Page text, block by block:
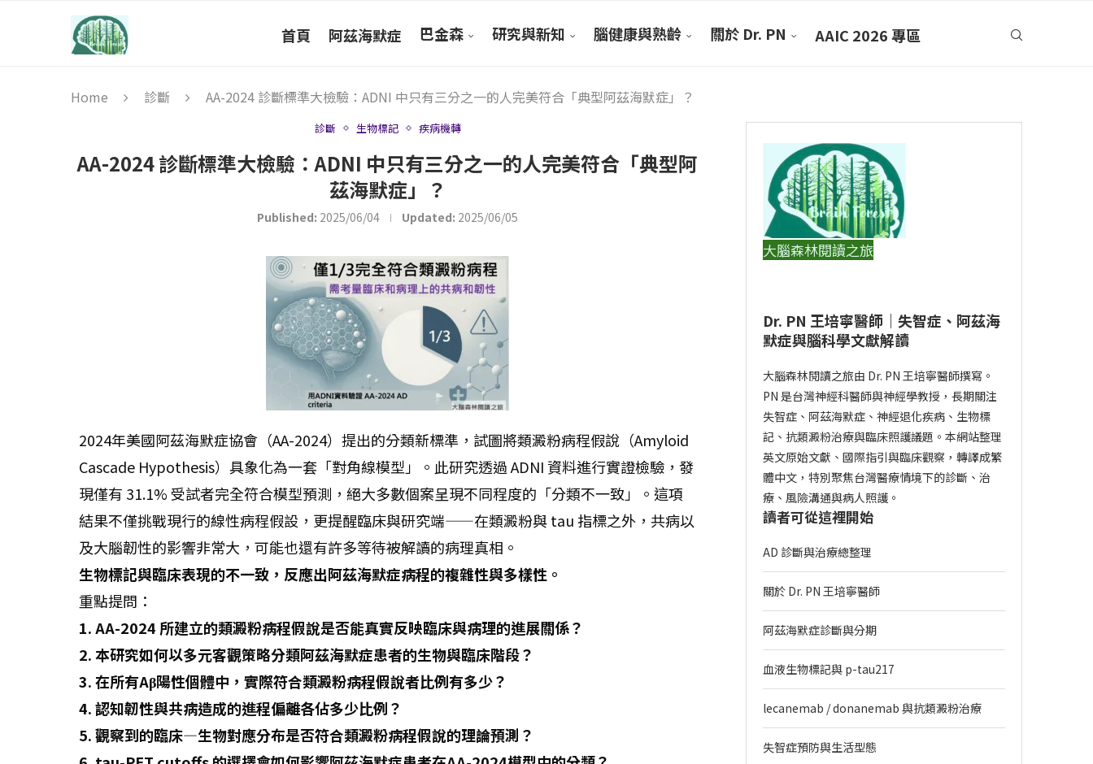
首頁 阿茲海默症 巴金森 研究與新知 腦健康與熟齡 關於 Dr. PN AAIC 2026 專區
Home 診斷 AA-2024 診斷標準大檢驗：ADNI 中只有三分之一的人完美符合「典型阿茲海默症」？
診斷 生物標記 疾病機轉
AA-2024 診斷標準大檢驗：ADNI 中只有三分之一的人完美符合「典型阿
茲海默症」？
Published: 2025/06/04 Updated: 2025/06/05
2024年美國阿茲海默症協會（AA-2024）提出的分類新標準，試圖將類澱粉病程假說（Amyloid
Cascade Hypothesis）具象化為一套「對角線模型」。此研究透過 ADNI 資料進行實證檢驗，發
現僅有 31.1% 受試者完全符合模型預測，絕大多數個案呈現不同程度的「分類不一致」。這項
結果不僅挑戰現行的線性病程假設，更提醒臨床與研究端——在類澱粉與 tau 指標之外，共病以
及大腦韌性的影響非常大，可能也還有許多等待被解讀的病理真相。
生物標記與臨床表現的不一致，反應出阿茲海默症病程的複雜性與多樣性。
重點提問：
1. AA-2024 所建立的類澱粉病程假說是否能真實反映臨床與病理的進展關係？
2. 本研究如何以多元客觀策略分類阿茲海默症患者的生物與臨床階段？
3. 在所有Aβ陽性個體中，實際符合類澱粉病程假說者比例有多少？
4. 認知韌性與共病造成的進程偏離各佔多少比例？
5. 觀察到的臨床—生物對應分布是否符合類澱粉病程假說的理論預測？
大腦森林閱讀之旅
Dr. PN 王培寧醫師｜失智症、阿茲海
默症與腦科學文獻解讀
大腦森林閱讀之旅由 Dr. PN 王培寧醫師撰寫。
PN 是台灣神經科醫師與神經學教授，長期關注
失智症、阿茲海默症、神經退化疾病、生物標
記、抗類澱粉治療與臨床照護議題。本網站整理
英文原始文獻、國際指引與臨床觀察，轉譯成繁
體中文，特別聚焦台灣醫療情境下的診斷、治
療、風險溝通與病人照護。
讀者可從這裡開始
AD 診斷與治療總整理
關於 Dr. PN 王培寧醫師
阿茲海默症診斷與分期
血液生物標記與 p-tau217
lecanemab / donanemab 與抗類澱粉治療
失智症預防與生活型態